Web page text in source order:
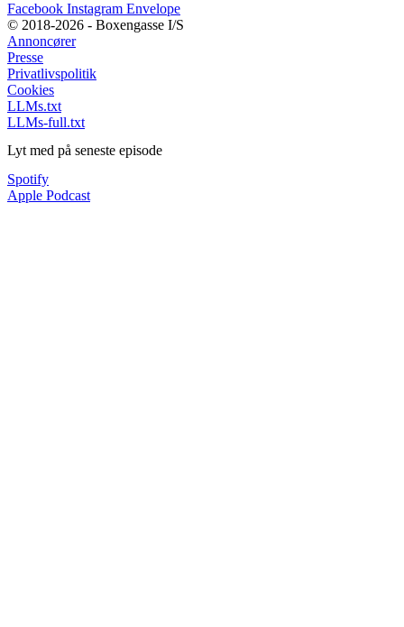
Facebook Instagram Envelope
© 2018-2026 - Boxengasse I/S
Annoncører
Presse
Privatlivspolitik
Cookies
LLMs.txt
LLMs-full.txt
Lyt med på seneste episode
Spotify
Apple Podcast